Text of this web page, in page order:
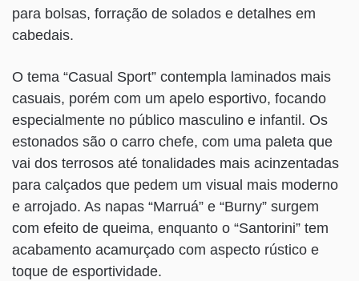
para bolsas, forração de solados e detalhes em
cabedais.
O tema “Casual Sport” contempla laminados mais
casuais, porém com um apelo esportivo, focando
especialmente no público masculino e infantil. Os
estonados são o carro chefe, com uma paleta que
vai dos terrosos até tonalidades mais acinzentadas
para calçados que pedem um visual mais moderno
e arrojado. As napas “Marruá” e “Burny” surgem
com efeito de queima, enquanto o “Santorini” tem
acabamento acamurçado com aspecto rústico e
toque de esportividade.